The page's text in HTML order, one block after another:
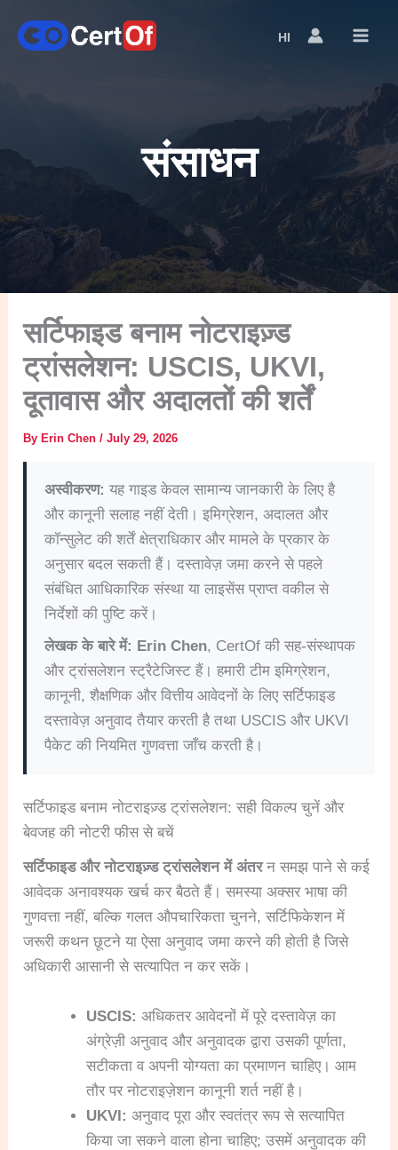
HILanguage
संसाधन
सर्टिफाइड बनाम नोटराइज़्ड
ट्रांसलेशन: USCIS, UKVI,
दूतावास और अदालतों की शर्तें
ByErin Chen/July 29, 2026
अस्वीकरण: यह गाइड केवल सामान्य जानकारी के लिए है
और कानूनी सलाह नहीं देती। इमिग्रेशन, अदालत और
कॉन्सुलेट की शर्तें क्षेत्राधिकार और मामले के प्रकार के
अनुसार बदल सकती हैं। दस्तावेज़ जमा करने से पहले
संबंधित आधिकारिक संस्था या लाइसेंस प्राप्त वकील से
निर्देशों की पुष्टि करें।
लेखक के बारे में: Erin Chen, CertOf की सह-संस्थापक
और ट्रांसलेशन स्ट्रैटेजिस्ट हैं। हमारी टीम इमिग्रेशन,
कानूनी, शैक्षणिक और वित्तीय आवेदनों के लिए सर्टिफाइड
दस्तावेज़ अनुवाद तैयार करती है तथा USCIS और UKVI
पैकेट की नियमित गुणवत्ता जाँच करती है।
सर्टिफाइड बनाम नोटराइज़्ड ट्रांसलेशन: सही विकल्प चुनें और
बेवजह की नोटरी फीस से बचें
सर्टिफाइड और नोटराइज़्ड ट्रांसलेशन में अंतरन समझ पाने से कई
आवेदक अनावश्यक खर्च कर बैठते हैं। समस्या अक्सर भाषा की
गुणवत्ता नहीं, बल्कि गलत औपचारिकता चुनने, सर्टिफिकेशन में
जरूरी कथन छूटने या ऐसा अनुवाद जमा करने की होती है जिसे
अधिकारी आसानी से सत्यापित न कर सकें।
USCIS: अधिकतर आवेदनों में पूरे दस्तावेज़ का
अंग्रेज़ी अनुवाद और अनुवादक द्वारा उसकी पूर्णता,
सटीकता व अपनी योग्यता का प्रमाणन चाहिए। आम
तौर पर नोटराइज़ेशन कानूनी शर्त नहीं है।
UKVI: अनुवाद पूरा और स्वतंत्र रूप से सत्यापित
किया जा सकने वाला होना चाहिए; उसमें अनुवादक की